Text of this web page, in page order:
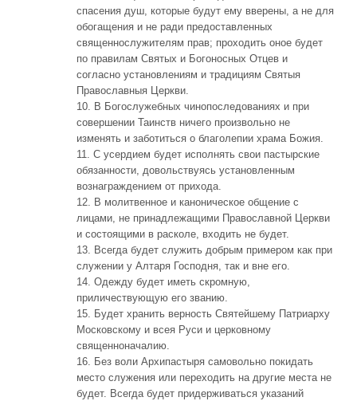
спасения душ, которые будут ему вверены, а не для
обогащения и не ради предоставленных
священнослужителям прав; проходить оное будет
по правилам Святых и Богоносных Отцев и
согласно установлениям и традициям Святыя
Православныя Церкви.
10. В Богослужебных чинопоследованиях и при
совершении Таинств ничего произвольно не
изменять и заботиться о благолепии храма Божия.
11. С усердием будет исполнять свои пастырские
обязанности, довольствуясь установленным
вознаграждением от прихода.
12. В молитвенное и каноническое общение с
лицами, не принадлежащими Православной Церкви
и состоящими в расколе, входить не будет.
13. Всегда будет служить добрым примером как при
служении у Алтаря Господня, так и вне его.
14. Одежду будет иметь скромную,
приличествующую его званию.
15. Будет хранить верность Святейшему Патриарху
Московскому и всея Руси и церковному
священноначалию.
16. Без воли Архипастыря самовольно покидать
место служения или переходить на другие места не
будет. Всегда будет придерживаться указаний